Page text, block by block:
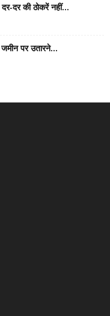
दर की ठोकरें नहीं...
पर उतारने...